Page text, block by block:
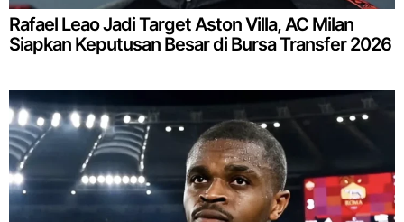
Rafael Leao Jadi Target Aston Villa, AC Milan
Siapkan Keputusan Besar di Bursa Transfer 2026